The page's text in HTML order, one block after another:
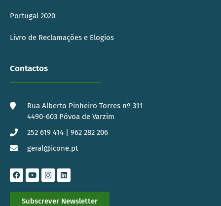
Portugal 2020
Livro de Reclamações e Elogios
Contactos
Rua Alberto Pinheiro Torres nº 311
4490-603 Póvoa de Varzim
252 619 414 | 962 282 206
geral@icone.pt
Subscrever Newsletter